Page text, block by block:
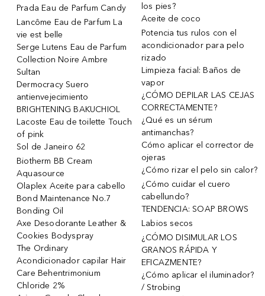
Prada Eau de Parfum Candy
Lancôme Eau de Parfum La
vie est belle
Serge Lutens Eau de Parfum
Collection Noire Ambre
Sultan
Dermocracy Suero
antienvejecimiento
BRIGHTENING BAKUCHIOL
Lacoste Eau de toilette Touch
of pink
Sol de Janeiro 62
Biotherm BB Cream
Aquasource
Olaplex Aceite para cabello
Bond Maintenance No.7
Bonding Oil
Axe Desodorante Leather &
Cookies Bodyspray
The Ordinary
Acondicionador capilar Hair
Care Behentrimonium
Chloride 2%
los pies?
Aceite de coco
Potencia tus rulos con el
acondicionador para pelo
rizado
Limpieza facial: Baños de
vapor
¿CÓMO DEPILAR LAS CEJAS
CORRECTAMENTE?
¿Qué es un sérum
antimanchas?
Cómo aplicar el corrector de
ojeras
¿Cómo rizar el pelo sin calor?
¿Cómo cuidar el cuero
cabellundo?
TENDENCIA: SOAP BROWS
Labios secos
¿CÓMO DISIMULAR LOS
GRANOS RÁPIDA Y
EFICAZMENTE?
¿Cómo aplicar el iluminador?
/ Strobing